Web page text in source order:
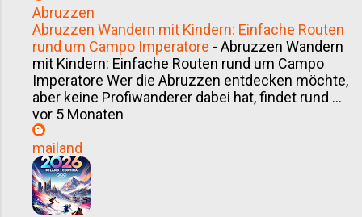
Abruzzen
Abruzzen Wandern mit Kindern: Einfache Routen
rund um Campo Imperatore - Abruzzen Wandern
mit Kindern: Einfache Routen rund um Campo
Imperatore Wer die Abruzzen entdecken möchte,
aber keine Profiwanderer dabei hat, findet rund ...
vor 5 Monaten
mailand